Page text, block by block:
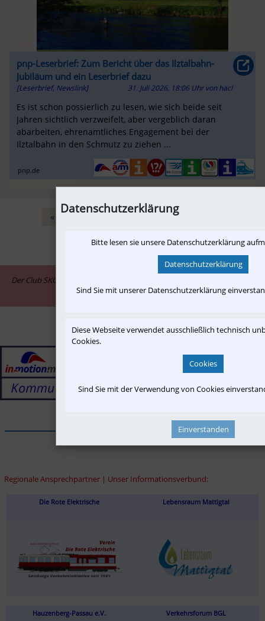
pnp-Leserbrief: Zum Bericht über das Ilztalbahn-
Jubiläum und ein Leserbrief dazu
[Leserbrief, Newslink] 31. Juli 2026, 18:06 Uhr vonhacl
Es ist schon possierlich zu lesen, wie sich beide seit
Jahren sichtlich verzweifelt, aber vergeblich daran
abarbeiten, ehrenamtliches Engagement bei der
Ilztalbahn in den Schmutz zu ziehen ...
pnp.de
« ›
Der Club SKGLB ist assoziiertes Mitglied im Informationsnetzwerk "in-
motion.me"
Regionale Ansprechpartner | Unser Informationsverbund:
Die Rote Elektrische Lebensraum Mattigtal
Hauzenberg-Passau e.V. Verkehrsforum BGL
Datenschutzerklärung
Bitte lesen sie unsere Datenschutzerklärung
Datenschutzerklärung
Sind Sie mit unserer Datenschutzerklärung
Diese Webseite verwendet ausschließlich technisch
Cookies.
Cookies
Sind Sie mit der Verwendung von Cookies
Einverstanden